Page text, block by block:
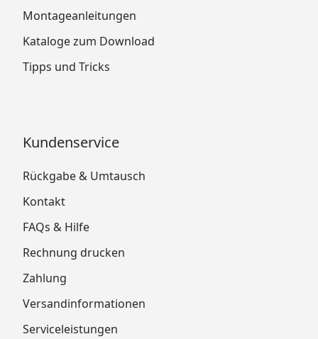
Montageanleitungen
Kataloge zum Download
Tipps und Tricks
Kundenservice
Rückgabe & Umtausch
Kontakt
FAQs & Hilfe
Rechnung drucken
Zahlung
Versandinformationen
Serviceleistungen